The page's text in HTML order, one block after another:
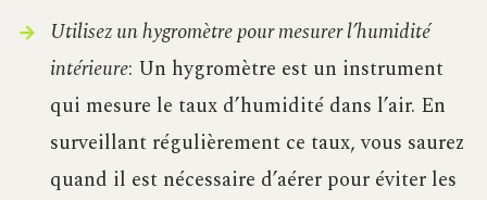
Utilisez un hygromètre pour mesurer l’humidité
intérieure: Un hygromètre est un instrument
qui mesure le taux d’humidité dans l’air. En
surveillant régulièrement ce taux, vous saurez
quand il est nécessaire d’aérer pour éviter les